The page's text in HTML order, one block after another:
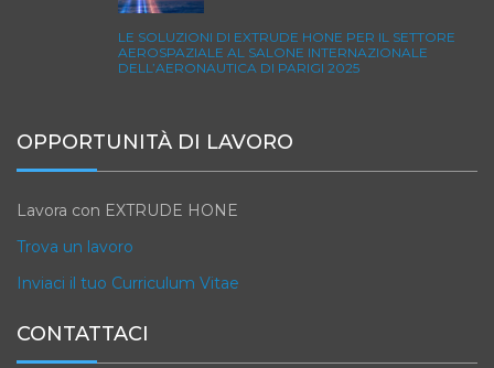
LE SOLUZIONI DI EXTRUDE HONE PER IL SETTORE
AEROSPAZIALE AL SALONE INTERNAZIONALE
DELL’AERONAUTICA DI PARIGI 2025
OPPORTUNITÀ DI LAVORO
Lavora con EXTRUDE HONE
Trova un lavoro
Inviaci il tuo Curriculum Vitae
CONTATTACI